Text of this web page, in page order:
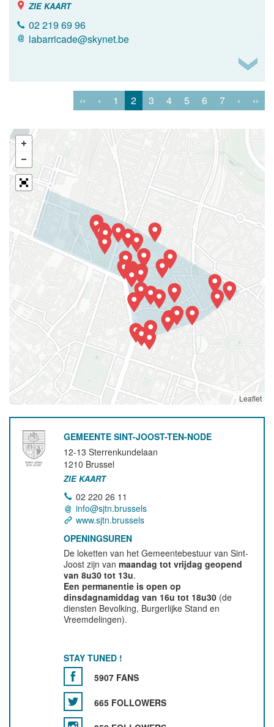
ZIE KAART
02 219 69 96
labarricade@skynet.be
‹‹ ‹ 1 2 3 4 5 6 7 › ››
Leaflet
GEMEENTE SINT-JOOST-TEN-NODE
12-13 Sterrenkundelaan
1210 Brussel
ZIE KAART
02 220 26 11
info@sjtn.brussels
www.sjtn.brussels
OPENINGSUREN
De loketten van het Gemeentebestuur van Sint-
Joost zijn vanmaandag tot vrijdag geopend
van 8u30 tot 13u.
Een permanentie is open op
dinsdagnamiddag van 16u tot 18u30 (de
diensten Bevolking, Burgerlijke Stand en
Vreemdelingen).
STAY TUNED !
5907 FANS
665 FOLLOWERS